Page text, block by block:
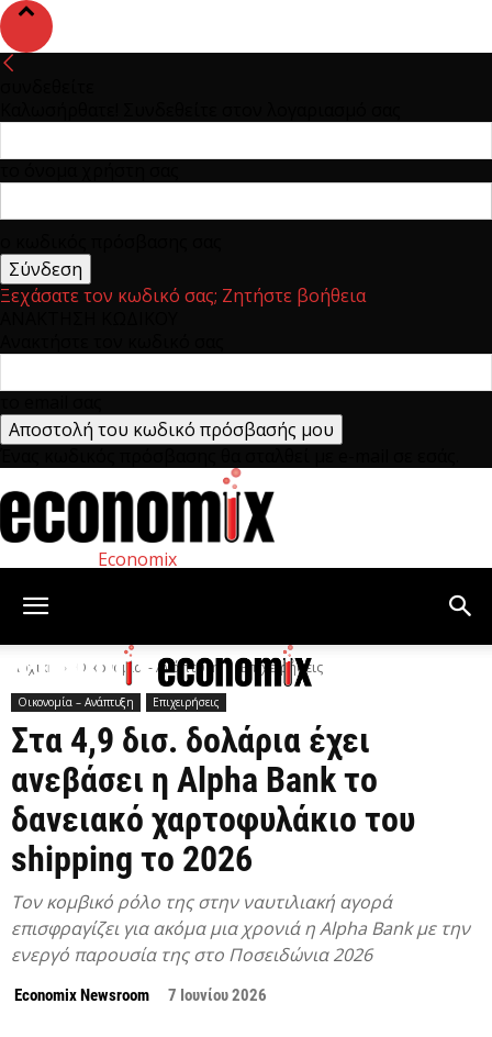
Ξεχάσατε τον κωδικό σας; Ζητήστε βοήθεια
Economix
Αρχική Οικονομία – Ανάπτυξη Επιχειρήσεις
Οικονομία – Ανάπτυξη Επιχειρήσεις
Στα 4,9 δισ. δολάρια έχει
ανεβάσει η Alpha Bank το
δανειακό χαρτοφυλάκιο του
shipping το 2026
Τον κομβικό ρόλο της στην ναυτιλιακή αγορά
επισφραγίζει για ακόμα μια χρονιά η Alpha Bank με την
ενεργό παρουσία της στο Ποσειδώνια 2026
Economix Newsroom 7 Ιουνίου 2026